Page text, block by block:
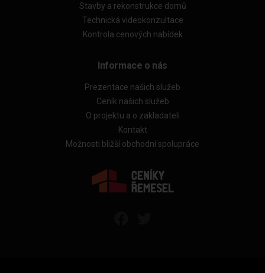
Stavby a rekonstrukce domů
Technická videokonzultace
Kontrola cenových nabídek
Informace o nás
Prezentace našich služeb
Ceník našich služeb
O projektu a o zakladateli
Kontakt
Možnosti bližší obchodní spolupráce